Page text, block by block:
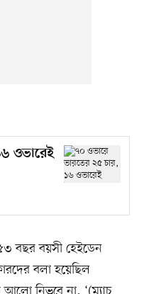
ওভারেই
৫৩ বছর বয়সী হেইডেন
বলা হয়েছিল